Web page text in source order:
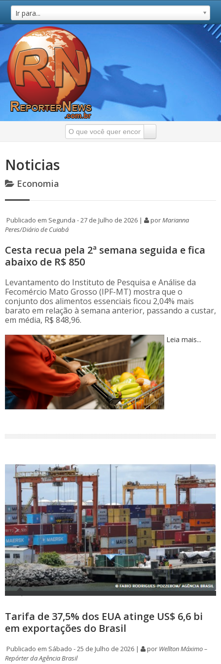
Ir para...
Noticias
Economia
Publicado em Segunda - 27 de Julho de 2026 | porMarianna
Peres/Diário de Cuiabá
Cesta recua pela 2ª semana seguida e fica
abaixo de R$ 850
Levantamento do Instituto de Pesquisa e Análise da
Fecomércio Mato Grosso (IPF-MT) mostra que o
conjunto dos alimentos essenciais ficou 2,04% mais
barato em relação à semana anterior, passando a custar,
em média, R$ 848,96.
Leia mais...
Tarifa de 37,5% dos EUA atinge US$ 6,6 bi
em exportações do Brasil
Publicado em Sábado - 25 de Julho de 2026 | por Wellton Máximo –
Repórter da Agência Brasil